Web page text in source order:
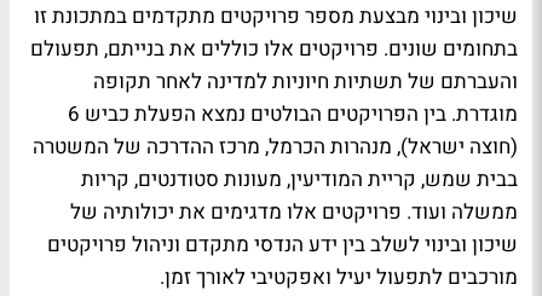
שיכון ובינוי מבצעת מספר פרויקטים מתקדמים במתכונת זו
בתחומים שונים. פרויקטים אלו כוללים את בנייתם, תפעולם
והעברתם של תשתיות חיוניות למדינה לאחר תקופה
מוגדרת. בין הפרויקטים הבולטים נמצא הפעלת כביש 6
(חוצה ישראל), מנהרות הכרמל, מרכז ההדרכה של המשטרה
בבית שמש, קריית המודיעין, מעונות סטודנטים, קריות
ממשלה ועוד. פרויקטים אלו מדגימים את יכולותיה של
שיכון ובינוי לשלב בין ידע הנדסי מתקדם וניהול פרויקטים
מורכבים לתפעול יעיל ואפקטיבי לאורך זמן.